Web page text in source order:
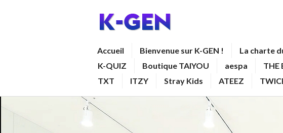
Accueil Bienvenue sur K-GEN ! La charte
K-QUIZ
Boutique TAIYOU aespa THE
TXT
ITZY Stray Kids ATEEZ